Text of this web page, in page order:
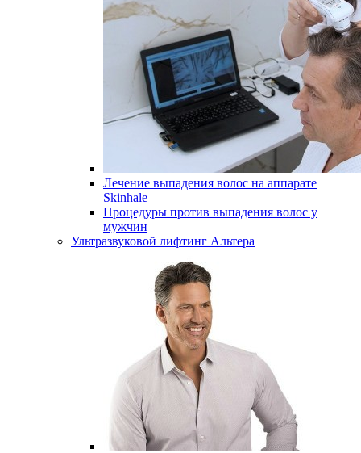
Лечение выпадения волос на аппарате
Skinhale
Процедуры против выпадения волос у
мужчин
Ультразвуковой лифтинг Альтера